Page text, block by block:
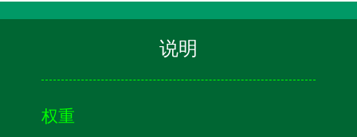
说明
权重